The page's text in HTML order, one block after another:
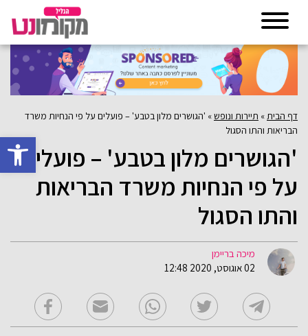
פתח
דף הבית » תיירות ונופש» 'הגושרים מלון בטבע' – פועלים על פי הנחיות משרד
הבריאות והתו הסגול
'הגושרים מלון בטבע' – פועלים
על פי הנחיות משרד הבריאות
והתו הסגול
מיכה בריימן
02 אוגוסט, 2020 12:48